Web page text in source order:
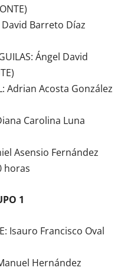
David Barreto Díaz
Ángel David
Adrian Acosta González
Carolina Luna
Asensio Fernández
horas
1
Isauro Francisco Oval
Hernández